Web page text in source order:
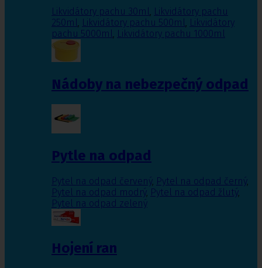
Likvidátory pachu 30ml, Likvidátory pachu
250ml, Likvidátory pachu 500ml, Likvidátory
pachu 5000ml, Likvidátory pachu 1000ml
Nádoby na nebezpečný odpad
Pytle na odpad
Pytel na odpad červený, Pytel na odpad černý,
Pytel na odpad modrý, Pytel na odpad žlutý,
Pytel na odpad zelený
Hojení ran